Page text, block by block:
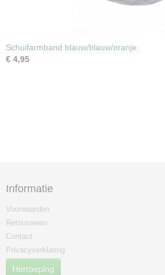
Schuifarmband blauw/blauw/oranje.
€ 4,95
Informatie
Voorwaarden
Retourneren
Contact
Privacyverklaring
Herroeping